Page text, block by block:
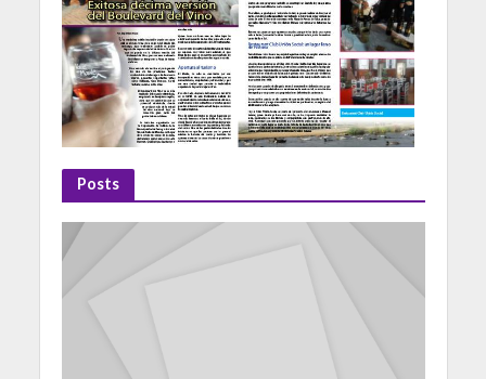
Posts